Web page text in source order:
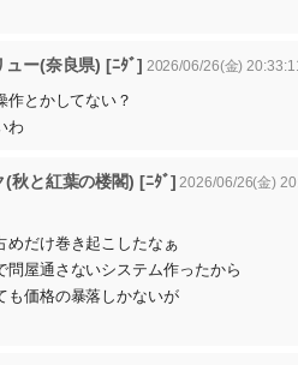
ー(奈良県) [ﾆﾀﾞ] 2026/06/26(金)
作とかしてない？
わ
秋と紅葉の楼閣) [ﾆﾀﾞ] 2026/06/26(金)
めだけ巻き起こしたなぁ
問屋通さないシステム作ったから
も価格の暴落しかないが